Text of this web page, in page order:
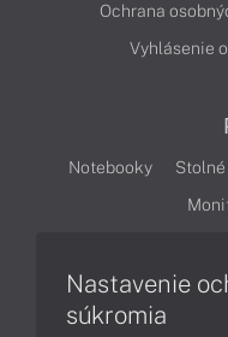
Ochrana
Vyhlásenie
Notebooky
Obchodné
Nastavenie
súkromia